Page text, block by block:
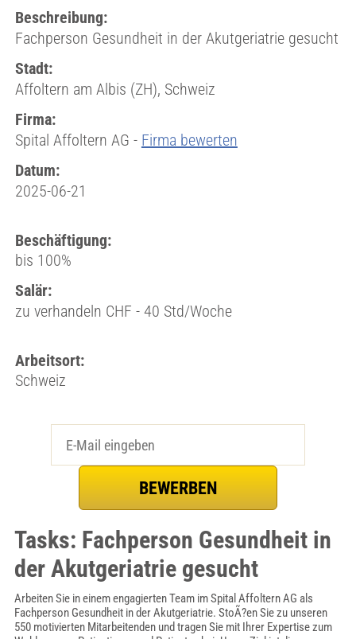
Beschreibung:
Fachperson Gesundheit in der Akutgeriatrie gesucht
Stadt:
Affoltern am Albis (ZH), Schweiz
Firma:
Spital Affoltern AG - Firma bewerten
Datum:
2025-06-21
Beschäftigung:
bis 100%
Salär:
zu verhandeln CHF - 40 Std/Woche
Arbeitsort:
Schweiz
Tasks: Fachperson Gesundheit in
der Akutgeriatrie gesucht
Arbeiten Sie in einem engagierten Team im Spital Affoltern AG als
Fachperson Gesundheit in der Akutgeriatrie. StoÃ?en Sie zu unseren
550 motivierten Mitarbeitenden und tragen Sie mit Ihrer Expertise zum